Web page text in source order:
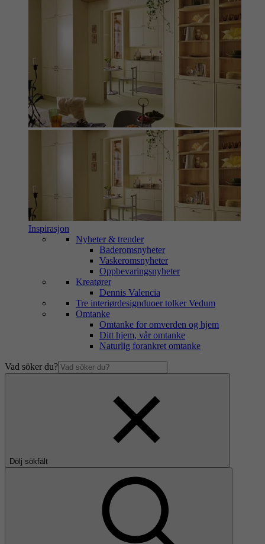
Inspirasjon
Nyheter & trender
Baderomsnyheter
Vaskeromsnyheter
Oppbevaringsnyheter
Kreatører
Dennis Valencia
Tre interiørdesignduoer tolker Vedum
Omtanke
Omtanke for omverden og hjem
Ditt hjem, vår omtanke
Naturlig forankret omtanke
Vad söker du?
Dölj sökfält